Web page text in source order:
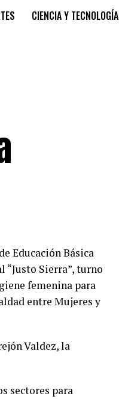
CIENCIA Y TECNOLOGÍA
Educación Básica
Sierra”, turno
femenina para
entre Mujeres y
Valdez, la
sectores para